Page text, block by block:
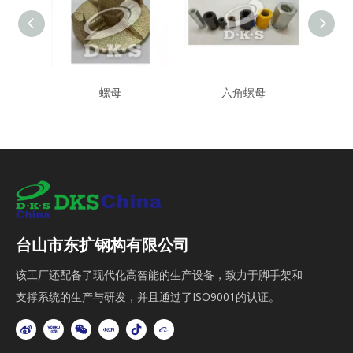
螺母 六角螺母
台山市东扩钢构有限公司
该工厂还配备了现代化高智能的生产设备，致力于脚手架和
支撑系统的生产与研发，并且通过了ISO9001的认证。